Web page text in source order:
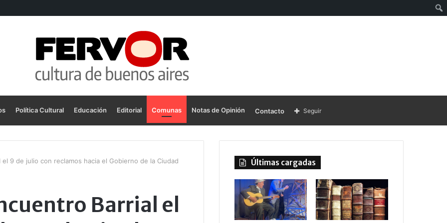
Política Cultural Educación Editorial Comunas Notas de Opinión Contacto Seguir
9 de julio con reclamos hacia el Gobierno de la Ciudad
Barrial el
Últimas cargadas